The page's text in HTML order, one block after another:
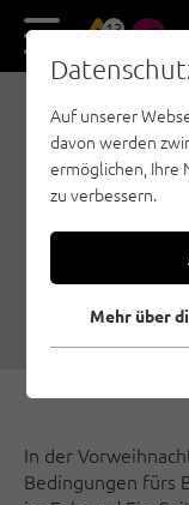
13
In der
Bedingungen fürs
Auf unserer
davon werden
ermöglichen, Ihre
zu verbessern.
Mehr über